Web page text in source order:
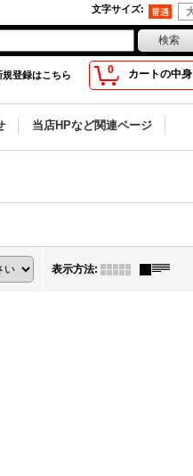
文字サイズ:
0 カートの中身
規登録はこちら
当店HPなど関連ページ
表示方法: